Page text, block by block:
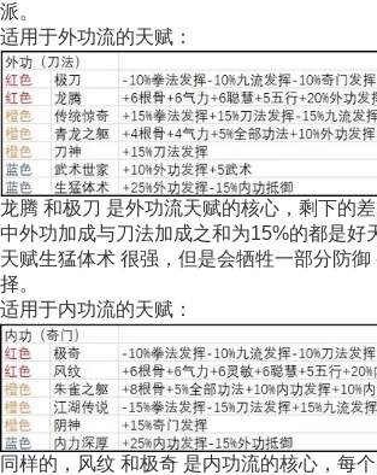
派。
适用于外功流的天赋：
龙腾 和极刀 是外功流天赋的核心，剩下的
中外功加成与刀法加成之和为15%的都是好
天赋生猛体术 很强，但是会牺牲一部分防
择。
适用于内功流的天赋：
同样的，风纹 和极奇 是内功流的核心，每